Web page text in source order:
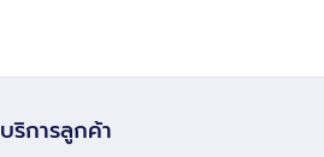
บริการลูกค้า